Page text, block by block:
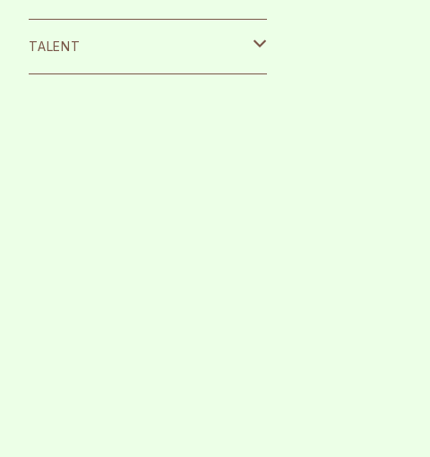
永島龍之介
Protea*
26時のマスカレイド
TALENT